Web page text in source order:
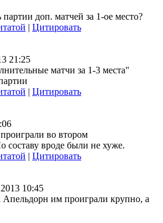
доп. матчей за 1-ое место?
| Цитировать
21:25
матчи за 1-3 места"
| Цитировать
во втором
составу вроде были не хуже.
| Цитировать
10:45
им проиграли крупно, а